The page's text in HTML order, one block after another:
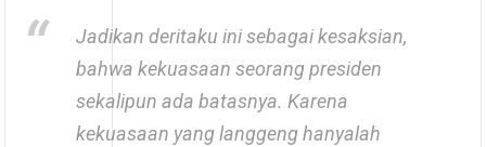
Jadikan deritaku ini sebagai kesaksian,
bahwa kekuasaan seorang presiden
sekalipun ada batasnya. Karena
kekuasaan yang langgeng hanyalah